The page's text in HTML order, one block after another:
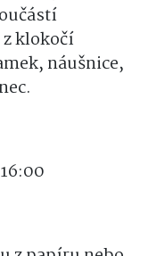
ze
klokočí
náušnice,